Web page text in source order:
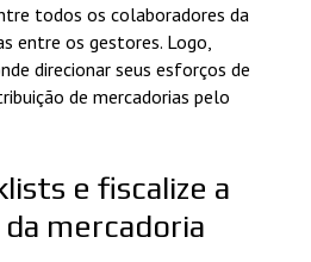
todos os colaboradores da
entre os gestores. Logo,
direcionar seus esforços de
de mercadorias pelo
e fiscalize a
mercadoria